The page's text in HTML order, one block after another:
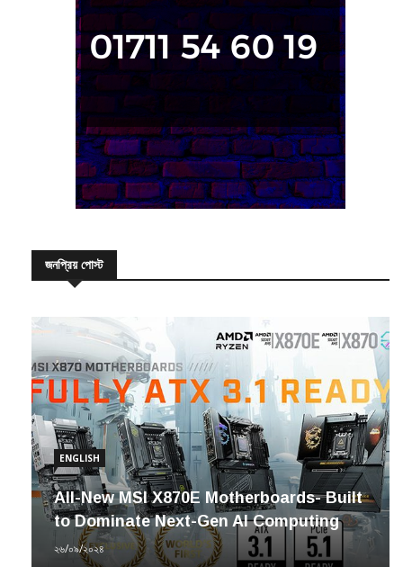
জনপ্রিয় পোস্ট
ENGLISH
All-New MSI X870E Motherboards- Built
to Dominate Next-Gen AI Computing
২৬/০৯/২০২৪